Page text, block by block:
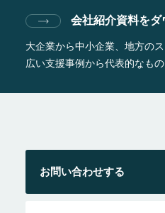
会社紹介資料をダ
大企業から中小企業、地方の
広い支援事例から代表的なもの
お問い合わせする